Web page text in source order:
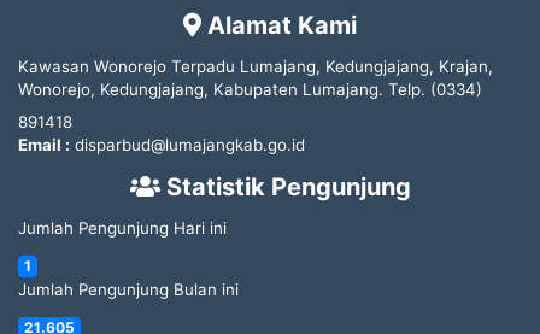
Alamat Kami
Kawasan Wonorejo Terpadu Lumajang, Kedungjajang, Krajan,
Wonorejo, Kedungjajang, Kabupaten Lumajang. Telp. (0334)
891418
Email : disparbud@lumajangkab.go.id
Statistik Pengunjung
Jumlah Pengunjung Hari ini
1
Jumlah Pengunjung Bulan ini
21.605